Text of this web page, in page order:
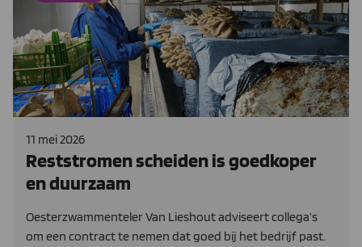
11 mei 2026
Reststromen scheiden is goedkoper
en duurzaam
Oesterzwammenteler Van Lieshout adviseert collega’s
om een contract te nemen dat goed bij het bedrijf past.